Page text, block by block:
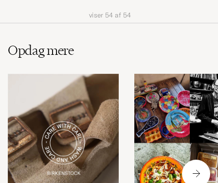
viser 54 af 54
Opdag mere